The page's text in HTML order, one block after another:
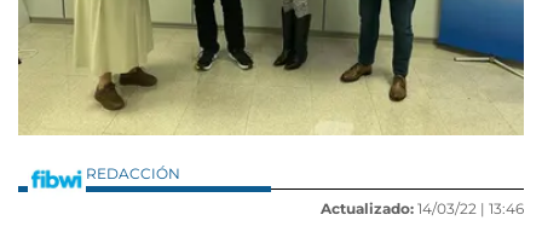
REDACCIÓN
Actualizado: 14/03/22 | 13:46